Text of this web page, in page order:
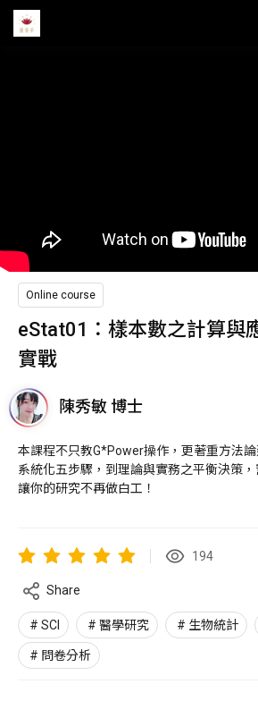
Online course
eStat01：樣本數之計算與
實戰
陳秀敏 博士
本課程不只教G*Power操作，更著重方法
系統化五步驟，到理論與實務之平衡決策，
讓你的研究不再做白工！
194
Share
SCI 醫學研究 生物統計
問卷分析